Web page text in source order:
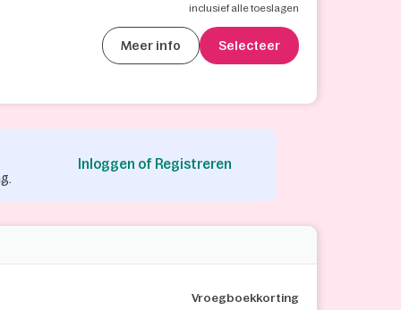
inclusief alle toeslagen
Meer info Selecteer
Inloggen of Registreren
Vroegboekkorting